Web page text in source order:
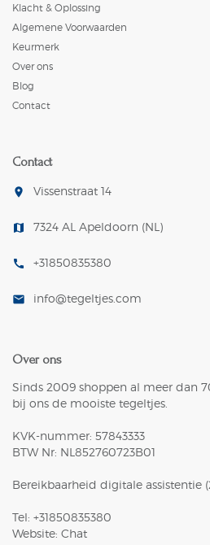
Klacht & Oplossing
Algemene Voorwaarden
Keurmerk
Over ons
Blog
Contact
Contact
room Vissenstraat 14
map 7324 AL Apeldoorn (NL)
call +31850835380
mail info@tegeltjes.com
Over ons
Sinds 2009 shoppen al meer dan
bij ons de mooiste tegeltjes.
KVK-nummer: 57843333
BTW Nr: NL852760723B01
Bereikbaarheid digitale assistentie
Tel: +31850835380
Website: Chat